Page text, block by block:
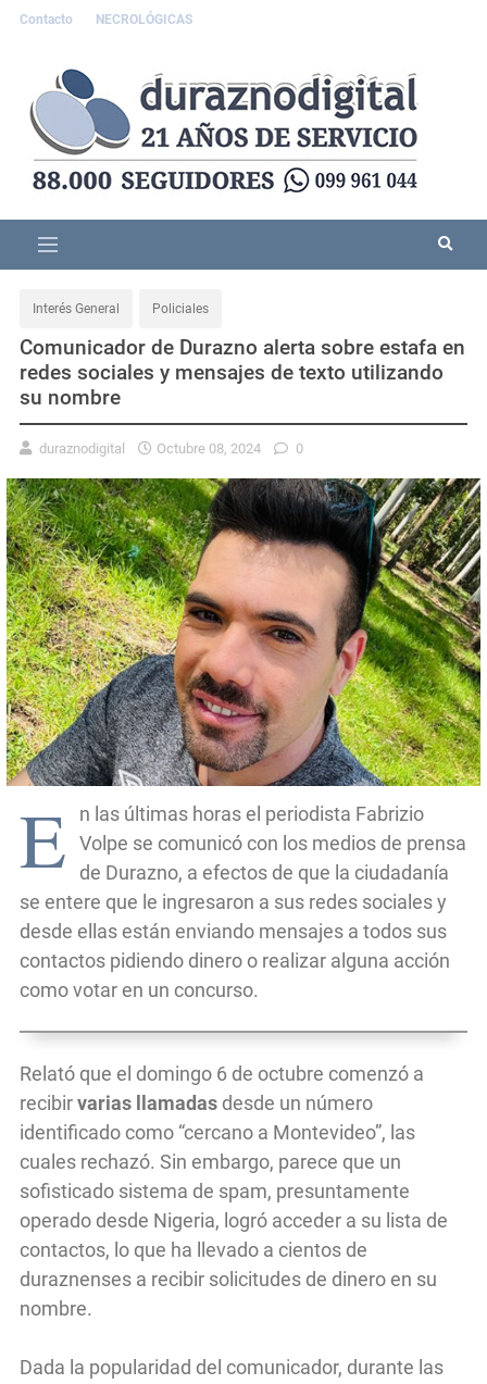
Contacto NECROLÓGICAS
Interés General Policiales
Comunicador de Durazno alerta sobre estafa en
redes sociales y mensajes de texto utilizando
su nombre
duraznodigital Octubre 08, 2024 0
E
n las últimas horas el periodista Fabrizio
Volpe se comunicó con los medios de prensa
de Durazno, a efectos de que la ciudadanía
se entere que le ingresaron a sus redes sociales y
desde ellas están enviando mensajes a todos sus
contactos pidiendo dinero o realizar alguna acción
como votar en un concurso.
Relató que el domingo 6 de octubre comenzó a
recibirvarias llamadas desde un número
identificado como “cercano a Montevideo”, las
cuales rechazó. Sin embargo, parece que un
sofisticado sistema de spam, presuntamente
operado desde Nigeria, logró acceder a su lista de
contactos, lo que ha llevado a cientos de
duraznenses a recibir solicitudes de dinero en su
nombre.
Dada la popularidad del comunicador, durante las